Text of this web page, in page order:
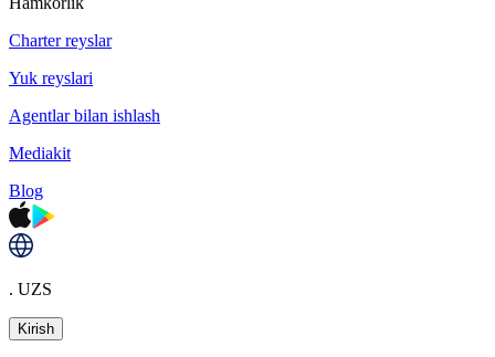
Charter reyslar
Yuk reyslari
Agentlar bilan ishlash
Mediakit
Blog
. UZS
Kirish